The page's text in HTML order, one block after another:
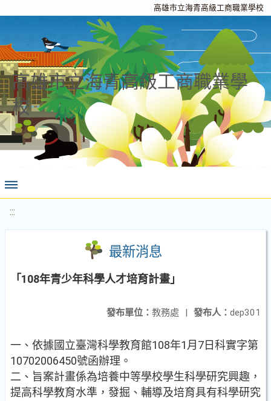
高雄市立海青高級工商職業學校
高雄市立海青高級工商職業學
校
:::
最新消息
「108年青少年科學人才培育計畫」
發布人： dep301
發布單位： 教務處 |
一、依據國立臺灣科學教育館108年1月7日科實字第
10702006450號函辦理。
二、旨案計畫係為培養中等學校學生科學研究興趣，
提高科學教育水準，發掘、輔導及培育具有科學研究